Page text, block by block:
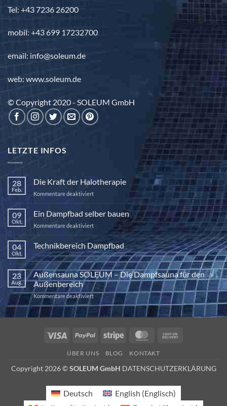
Tel: +43 7236 26200
mobil: +43 699 17232700
email: info@soleum.de
web: www.soleum.de
© Copyright 2020 - SOLEUM GmbH
LETZTE INFOS
28
Feb.
Die Kraft der Halotherapie
Kommentare deaktiviertfür
Kraft
der
Halotherapie
09
Okt.
Ein Dampfbad selber bauen
Kommentare deaktiviertfür
Dampfbad
selber
bauen
04
Okt.
Technikbereich Dampfbad
Keine
Kommentare
zu
Technikbereich
Dampfbad
23
Aug.
Außensauna SOLEUM – Die Dampfsauna für den
Außenbereich
Kommentare deaktiviertfür
Außensauna
SOLEUM
Dampfsauna
den
Visa PayPal Stripe MasterCard
ÜBER UNS BLOG KONTAKT
Copyright 2026 ©SOLEUM GmbH DATENSCHUTZERKLÄRUNG
Deutsch English (Englisch)